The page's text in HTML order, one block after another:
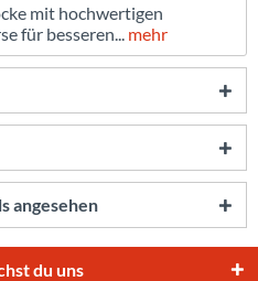
mit hochwertigen
für besseren... mehr
angesehen
du uns